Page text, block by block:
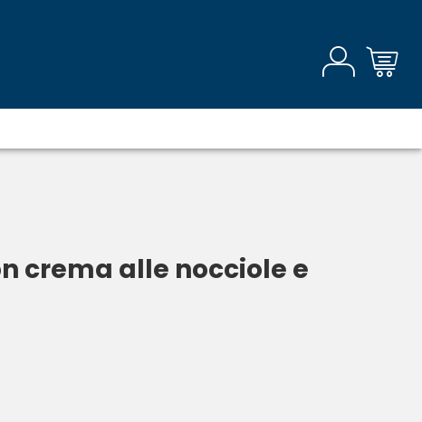
crema alle nocciole e